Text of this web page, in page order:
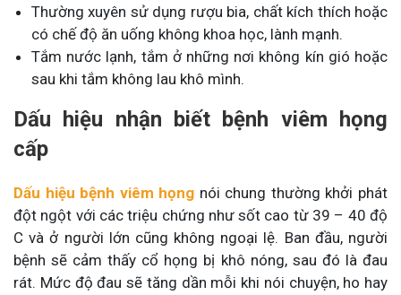
Thường xuyên sử dụng rượu bia, chất kích thích hoặc
có chế độ ăn uống không khoa học, lành mạnh.
Tắm nước lạnh, tắm ở những nơi không kín gió hoặc
sau khi tắm không lau khô mình.
Dấu hiệu nhận biết bệnh viêm họng
cấp
Dấu hiệu bệnh viêm họng nói chung thường khởi phát
đột ngột với các triệu chứng như sốt cao từ 39 – 40 độ
C và ở người lớn cũng không ngoại lệ. Ban đầu, người
bệnh sẽ cảm thấy cổ họng bị khô nóng, sau đó là đau
rát. Mức độ đau sẽ tăng dần mỗi khi nói chuyện, ho hay